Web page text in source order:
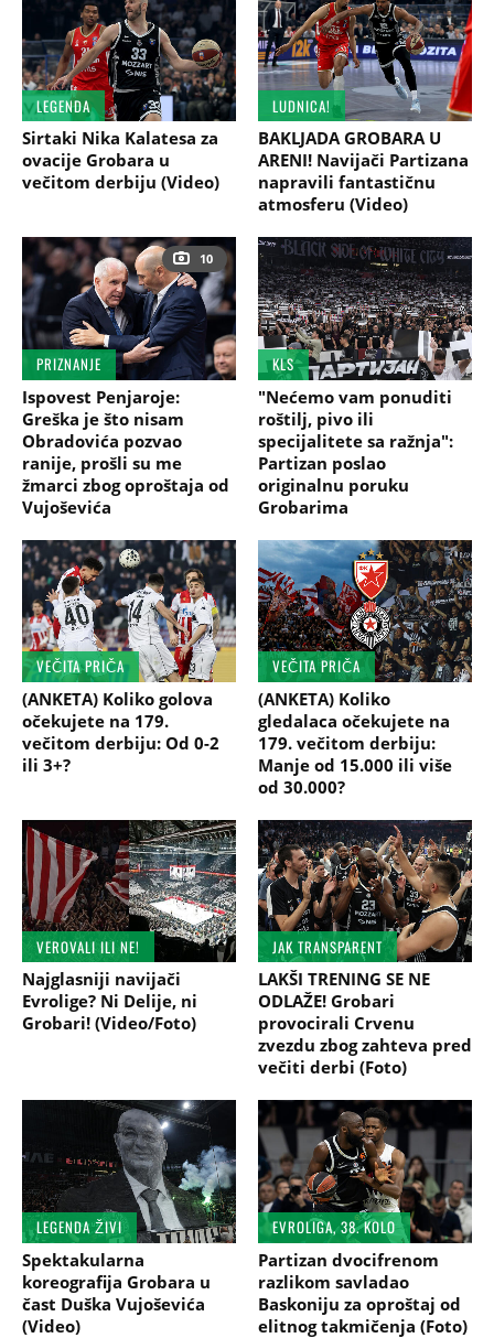
LEGENDA
Sirtaki Nika Kalatesa za
ovacije Grobara u
večitom derbiju (Video)
LUDNICA!
BAKLJADA GROBARA U
ARENI! Navijači Partizana
napravili fantastičnu
atmosferu (Video)
10
PRIZNANJE
Ispovest Penjaroje:
Greška je što nisam
Obradovića pozvao
ranije, prošli su me
žmarci zbog oproštaja od
Vujoševića
KLS
"Nećemo vam ponuditi
roštilj, pivo ili
specijalitete sa ražnja":
Partizan poslao
originalnu poruku
Grobarima
VEČITA PRIČA
(ANKETA) Koliko golova
očekujete na 179.
večitom derbiju: Od 0-2
ili 3+?
VEČITA PRIČA
(ANKETA) Koliko
gledalaca očekujete na
179. večitom derbiju:
Manje od 15.000 ili više
od 30.000?
VEROVALI ILI NE!
Najglasniji navijači
Evrolige? Ni Delije, ni
Grobari! (Video/Foto)
JAK TRANSPARENT
LAKŠI TRENING SE NE
ODLAŽE! Grobari
provocirali Crvenu
zvezdu zbog zahteva pred
večiti derbi (Foto)
LEGENDA ŽIVI
Spektakularna
koreografija Grobara u
čast Duška Vujoševića
(Video)
EVROLIGA, 38. KOLO
Partizan dvocifrenom
razlikom savladao
Baskoniju za oproštaj od
elitnog takmičenja (Foto)